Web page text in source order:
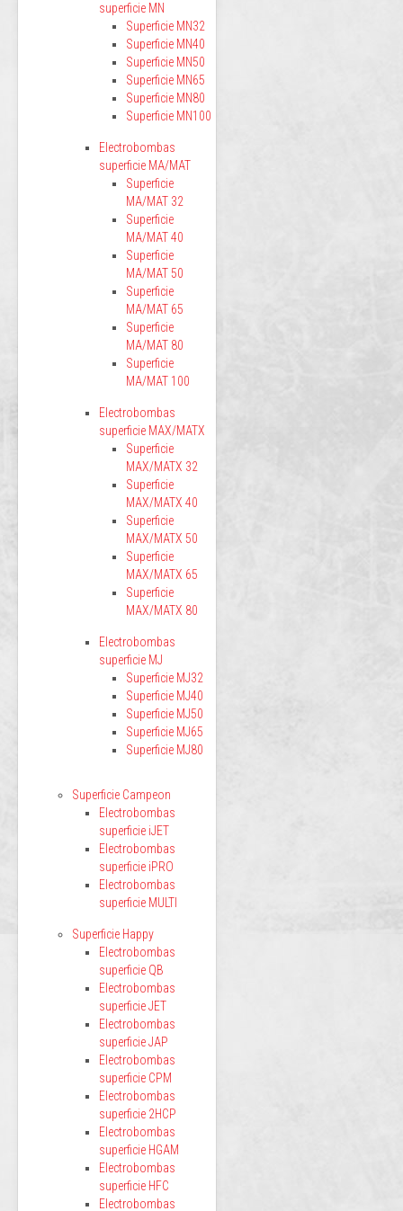
superficie MN
Superficie MN32
Superficie MN40
Superficie MN50
Superficie MN65
Superficie MN80
Superficie MN100
Electrobombas
superficie MA/MAT
Superficie
MA/MAT 32
Superficie
MA/MAT 40
Superficie
MA/MAT 50
Superficie
MA/MAT 65
Superficie
MA/MAT 80
Superficie
MA/MAT 100
Electrobombas
superficie MAX/MATX
Superficie
MAX/MATX 32
Superficie
MAX/MATX 40
Superficie
MAX/MATX 50
Superficie
MAX/MATX 65
Superficie
MAX/MATX 80
Electrobombas
superficie MJ
Superficie MJ32
Superficie MJ40
Superficie MJ50
Superficie MJ65
Superficie MJ80
Superficie Campeon
Electrobombas
superficie iJET
Electrobombas
superficie iPRO
Electrobombas
superficie MULTI
Superficie Happy
Electrobombas
superficie QB
Electrobombas
superficie JET
Electrobombas
superficie JAP
Electrobombas
superficie CPM
Electrobombas
superficie 2HCP
Electrobombas
superficie HGAM
Electrobombas
superficie HFC
Electrobombas